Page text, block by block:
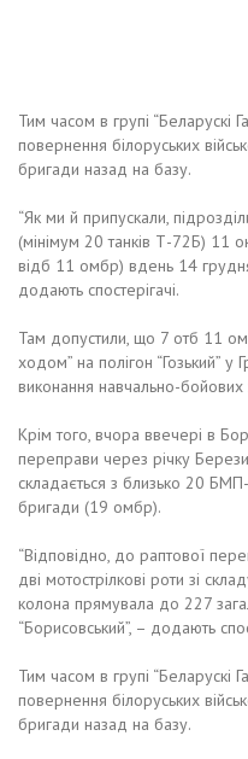
Тим часом в групі “Беларускі
повернення білоруських
бригади назад на базу.
“Як ми й припускали,
(мінімум 20 танків Т-72Б) 11
відб 11 омбр) вдень 14
додають спостерігачі.
Там допустили, що 7 отб 11
ходом” на полігон “Гозький” у
виконання навчально-бойових
Крім того, вчора ввечері в
переправи через річку
складається з близько 20
бригади (19 омбр).
“Відповідно, до раптової
дві мотострілкові роти зі
колона прямувала до 227
“Борисовський”, – додають
Тим часом в групі “Беларускі
повернення білоруських
бригади назад на базу.